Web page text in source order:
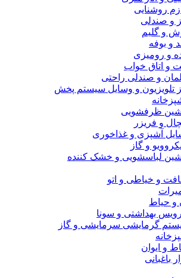
روشنایی
و صندلی
و گلیم
و بوفه
و رومیزی
و اتاق خواب
و صندلی راحتی
تلویزیون و وسایل سیستم پخش
ظرفشویی
و فریزر
آشپزی و غذاخوری
و گاز
لباسشویی و خشک کننده
و خیاطی و اتو
و حیاط
بهداشتی و سونا
گرمایشی سرمایشی و گاز
و ایوان
باغبانی